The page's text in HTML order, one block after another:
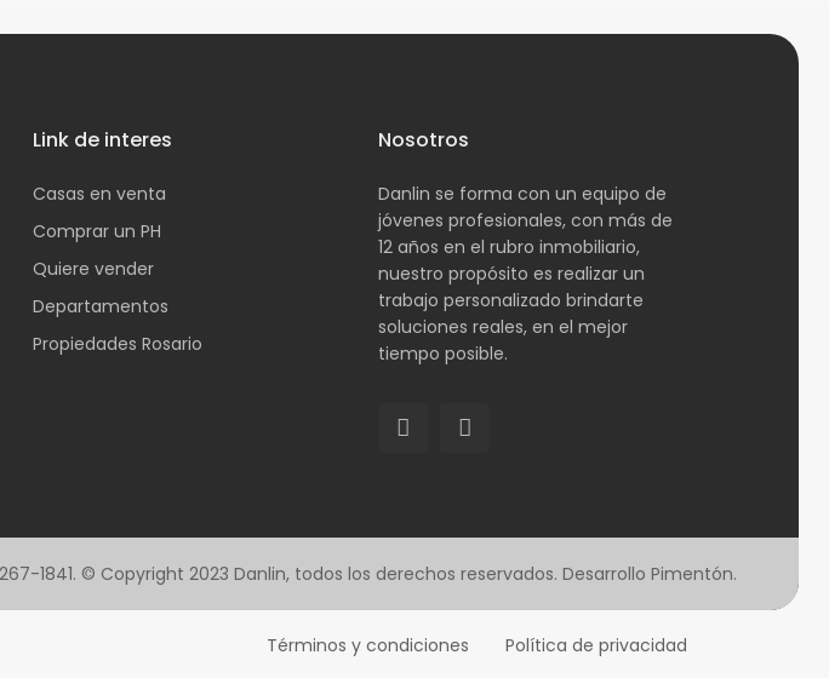
Link de interes
Casas en venta
Comprar un PH
Quiere vender
Departamentos
Propiedades Rosario
Nosotros
Danlin se forma con un equipo de
jóvenes profesionales, con más de
12 años en el rubro inmobiliario,
nuestro propósito es realizar un
trabajo personalizado brindarte
soluciones reales, en el mejor
tiempo posible.
1841. © Copyright 2023 Danlin, todos los derechos reservados. Desarrollo Pimentón.
Términos y condiciones Política de privacidad